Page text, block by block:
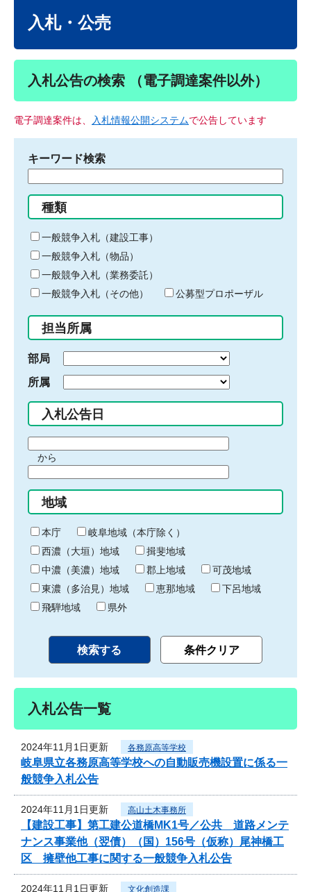
入札・公売
入札公告の検索 （電子調達案件以外）
電子調達案件は、 入札情報公開システムで公告しています
キーワード検索
る
キ
ー
ワ
ー
ド
入
力
種類
一般競争入札（建設工事）
一般競争入札（物品）
一般競争入札（業務委託）
一般競争入札（その他）
公募型プロポーザル
担当所属
部局
所属
入札公告日
間
始
り
から
間
終
わ
り
地域
本庁
岐阜地域（本庁除く）
西濃（大垣）地域
揖斐地域
中濃（美濃）地域
郡上地域
可茂地域
東濃（多治見）地域
恵那地域
下呂地域
飛騨地域
県外
入札公告一覧
2024年11月1日更新 各務原高等学校
岐阜県立各務原高等学校への自動販売機設置に係る一
般競争入札公告
2024年11月1日更新 高山土木事務所
【建設工事】第工建公道橋MK1号／公共 道路メンテ
ナンス事業他（翌債）（国）156号（仮称）尾神橋工
区 擁壁他工事に関する一般競争入札公告
2024年11月1日更新 文化創造課